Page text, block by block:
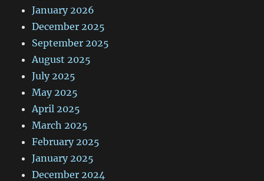
January 2026
December 2025
September 2025
August 2025
July 2025
May 2025
April 2025
March 2025
February 2025
January 2025
December 2024